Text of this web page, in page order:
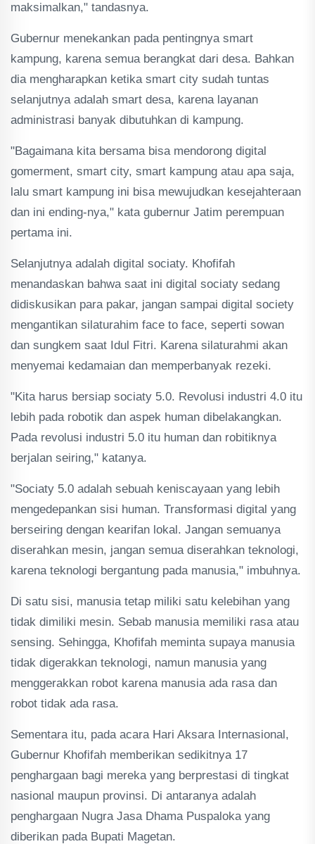
maksimalkan," tandasnya.
Gubernur menekankan pada pentingnya smart
kampung, karena semua berangkat dari desa. Bahkan
dia mengharapkan ketika smart city sudah tuntas
selanjutnya adalah smart desa, karena layanan
administrasi banyak dibutuhkan di kampung.
"Bagaimana kita bersama bisa mendorong digital
gomerment, smart city, smart kampung atau apa saja,
lalu smart kampung ini bisa mewujudkan kesejahteraan
dan ini ending-nya," kata gubernur Jatim perempuan
pertama ini.
Selanjutnya adalah digital sociaty. Khofifah
menandaskan bahwa saat ini digital sociaty sedang
didiskusikan para pakar, jangan sampai digital society
mengantikan silaturahim face to face, seperti sowan
dan sungkem saat Idul Fitri. Karena silaturahmi akan
menyemai kedamaian dan memperbanyak rezeki.
"Kita harus bersiap sociaty 5.0. Revolusi industri 4.0 itu
lebih pada robotik dan aspek human dibelakangkan.
Pada revolusi industri 5.0 itu human dan robitiknya
berjalan seiring," katanya.
"Sociaty 5.0 adalah sebuah keniscayaan yang lebih
mengedepankan sisi human. Transformasi digital yang
berseiring dengan kearifan lokal. Jangan semuanya
diserahkan mesin, jangan semua diserahkan teknologi,
karena teknologi bergantung pada manusia," imbuhnya.
Di satu sisi, manusia tetap miliki satu kelebihan yang
tidak dimiliki mesin. Sebab manusia memiliki rasa atau
sensing. Sehingga, Khofifah meminta supaya manusia
tidak digerakkan teknologi, namun manusia yang
menggerakkan robot karena manusia ada rasa dan
robot tidak ada rasa.
Sementara itu, pada acara Hari Aksara Internasional,
Gubernur Khofifah memberikan sedikitnya 17
penghargaan bagi mereka yang berprestasi di tingkat
nasional maupun provinsi. Di antaranya adalah
penghargaan Nugra Jasa Dhama Puspaloka yang
diberikan pada Bupati Magetan.